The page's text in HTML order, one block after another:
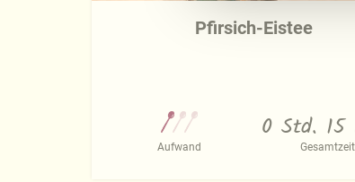
Pfirsich-Eistee
Aufwand
0 Std. 15
Gesamtzeit